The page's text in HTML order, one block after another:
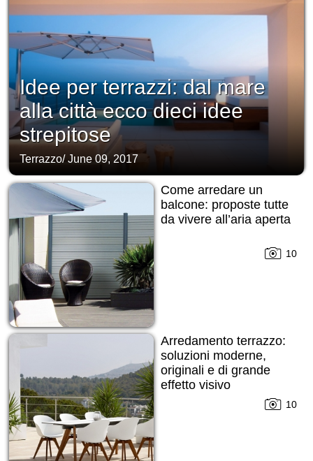
Idee per terrazzi: dal mare
alla città ecco dieci idee
strepitose
Terrazzo/June 09, 2017
Come arredare un
balcone: proposte tutte
da vivere all’aria aperta
10
Arredamento terrazzo:
soluzioni moderne,
originali e di grande
effetto visivo
10